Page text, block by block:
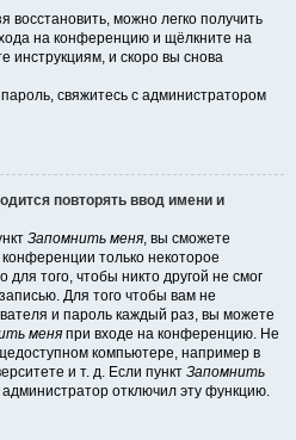
восстановить, можно легко получить
на конференцию и щёлкните на
инструкциям, и скоро вы снова
свяжитесь с администратором
повторять ввод имени и
Запомнить меня, вы сможете
только некоторое
того, чтобы никто другой не смог
Для того чтобы вам не
и пароль каждый раз, вы можете
меня при входе на конференцию. Не
компьютере, например в
и т. д. Если пункт Запомнить
администратор отключил эту функцию.